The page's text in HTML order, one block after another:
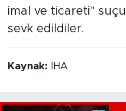
imal ve ticareti"
sevk edildiler.
Kaynak: İHA